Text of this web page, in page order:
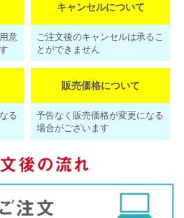
意
キャンセルについて
ご注文後のキャンセルは承るこ
とができません
る
販売価格について
予告なく販売価格が変更になる
場合がございます